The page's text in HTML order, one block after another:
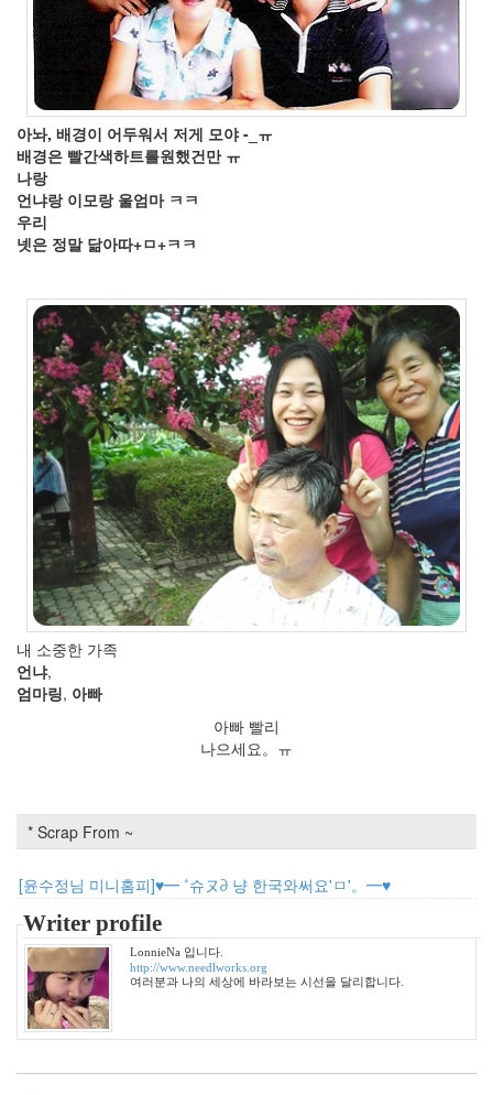
아놔, 배경이 어두워서 저게 모야 -_ㅠ
배경은 빨간색하트를원했건만 ㅠ
나랑
언냐랑 이모랑 울엄마 ㅋㅋ
우리
넷은 정말 닮아따+ㅁ+ㅋㅋ
내 소중한 가족
언냐,
엄마링, 아빠
아빠 빨리
나으세요。ㅠ
* Scrap From ~
[윤수정님 미니홈피]♥━ ˚슈ヌ∂ 냥 한국와써요'ㅁ'。━♥
Writer profile
LonnieNa 입니다.
http://www.needlworks.org
여러분과 나의 세상에 바라보는 시선을 달리합니다.
월
9
2007
년
4
월
10
2007
년
5
월
2
년
6
3
2007
년
7
월
11
2007
년
월
3
2007
년
9
월
5
2007
년
월
6
2007
년
12
월
3
년